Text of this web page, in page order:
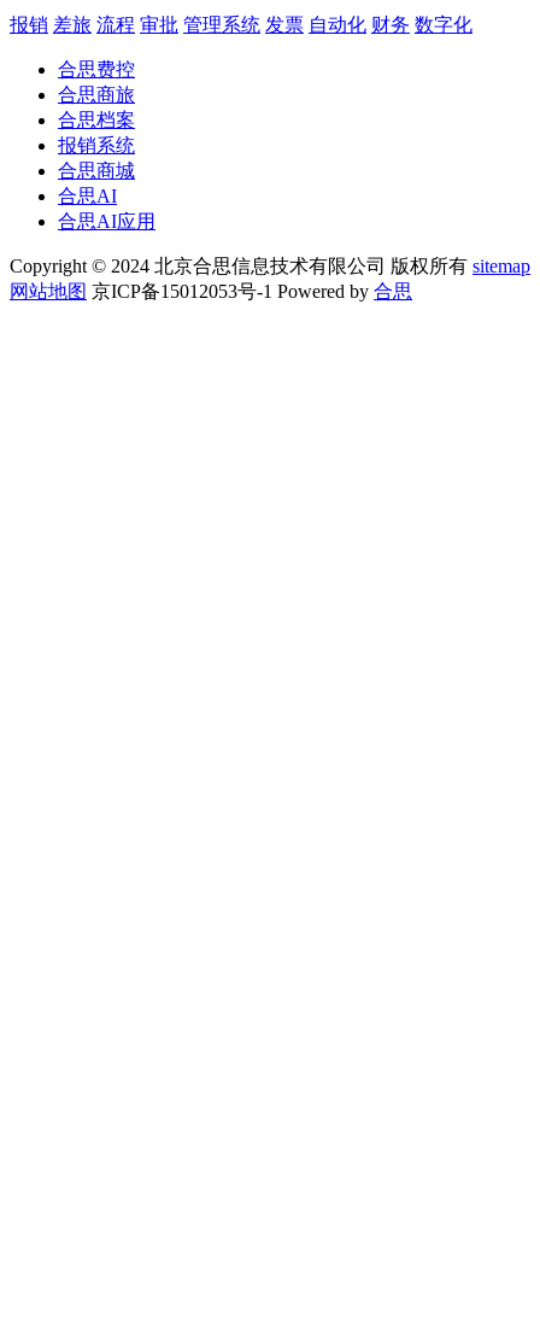
报销 差旅 流程 审批 管理系统 发票 自动化 财务 数字化
合思费控
合思商旅
合思档案
报销系统
合思商城
合思AI
合思AI应用
Copyright © 2024 北京合思信息技术有限公司 版权所有 sitemap
网站地图 京ICP备15012053号-1 Powered by 合思